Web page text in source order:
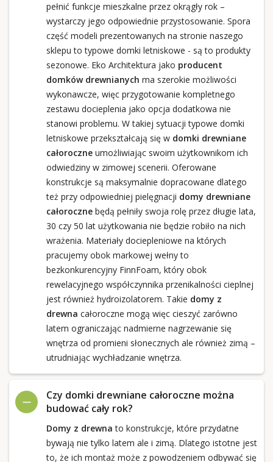
pełnić funkcje mieszkalne przez okrągły rok –
wystarczy jego odpowiednie przystosowanie. Spora
część modeli prezentowanych na stronie naszego
sklepu to typowe domki letniskowe - są to produkty
sezonowe. Eko Architektura jako producent
domków drewnianych ma szerokie możliwości
wykonawcze, więc przygotowanie kompletnego
zestawu docieplenia jako opcja dodatkowa nie
stanowi problemu. W takiej sytuacji typowe domki
letniskowe przekształcają się w domki drewniane
całoroczneumożliwiając swoim użytkownikom ich
odwiedziny w zimowej scenerii. Oferowane
konstrukcje są maksymalnie dopracowane dlatego
też przy odpowiedniej pielęgnacji domy drewniane
całorocznebędą pełniły swoja rolę przez długie lata,
30 czy 50 lat użytkowania nie będzie robiło na nich
wrażenia. Materiały dociepleniowe na których
pracujemy obok markowej wełny to
bezkonkurencyjny FinnFoam, który obok
rewelacyjnego współczynnika przenikalności cieplnej
jest również hydroizolatorem. Takie domy z
drewna całoroczne mogą więc cieszyć zarówno
latem ograniczając nadmierne nagrzewanie się
wnętrza od promieni słonecznych ale również zimą –
utrudniając wychładzanie wnętrza.
Czy domki drewniane całoroczne można
budować cały rok?
Domy z drewna to konstrukcje, które przydatne
bywają nie tylko latem ale i zimą. Dlatego istotne jest
to, że ich montaż może z powodzeniem odbywać się